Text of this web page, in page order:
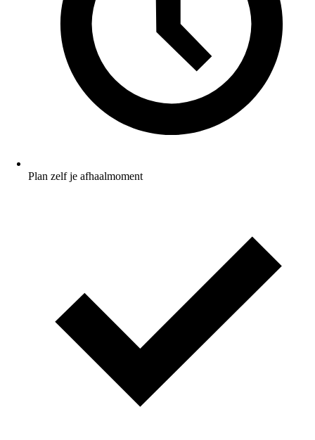
Plan zelf je afhaalmoment